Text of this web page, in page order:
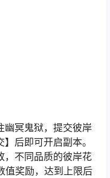
幽冥鬼狱，提交彼岸
后即可开启副本。
，不同品质的彼岸花
值奖励，达到上限后